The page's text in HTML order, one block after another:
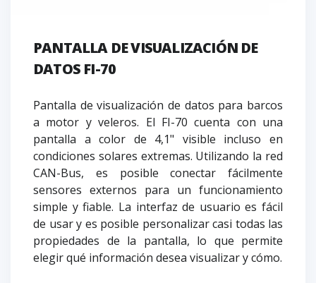
PANTALLA DE VISUALIZACIÓN DE
DATOS FI-70
Pantalla de visualización de datos para barcos
a motor y veleros. El FI-70 cuenta con una
pantalla a color de 4,1" visible incluso en
condiciones solares extremas. Utilizando la red
CAN-Bus, es posible conectar fácilmente
sensores externos para un funcionamiento
simple y fiable. La interfaz de usuario es fácil
de usar y es posible personalizar casi todas las
propiedades de la pantalla, lo que permite
elegir qué información desea visualizar y cómo.